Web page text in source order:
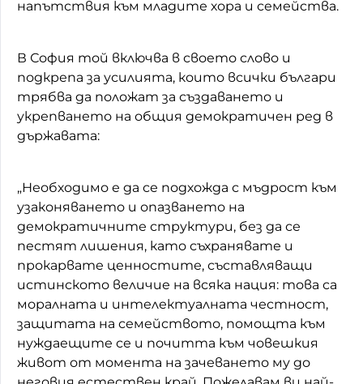
напътствия към младите хора и семейства.
В София той включва в своето слово и
подкрепа за усилията, които всички българи
трябва да положат за създаването и
укрепването на общия демократичен ред в
държавата:
„Необходимо е да се подхожда с мъдрост към
узаконяването и опазването на
демократичните структури, без да се
пестят лишения, като съхранявате и
прокарвате ценностите, съставляващи
истинското величие на всяка нация: това са
моралната и интелектуалната честност,
защитата на семейството, помощта към
нуждаещите се и почитта към човешкия
живот от момента на зачеването му до